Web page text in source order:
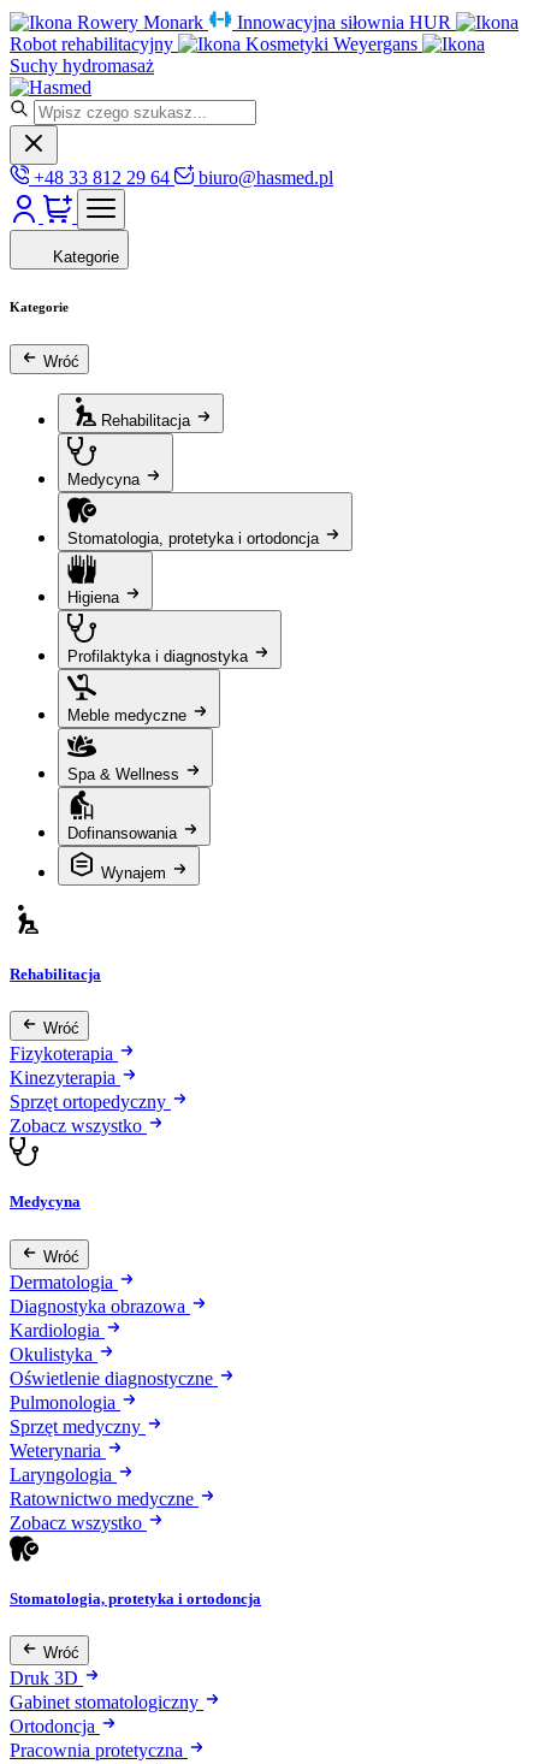
Rowery Monark
Innowacyjna siłownia HUR
Robot rehabilitacyjny
Kosmetyki Weyergans
Suchy hydromasaż
+48 33 812 29 64 biuro@hasmed.pl
Kategorie
Kategorie
Wróć
Rehabilitacja
Medycyna
Stomatologia, protetyka i ortodoncja
Higiena
Profilaktyka i diagnostyka
Meble medyczne
Spa & Wellness
Dofinansowania
Wynajem
Rehabilitacja
Wróć
Fizykoterapia
Kinezyterapia
Sprzęt ortopedyczny
Zobacz wszystko
Medycyna
Wróć
Dermatologia
Diagnostyka obrazowa
Kardiologia
Okulistyka
Oświetlenie diagnostyczne
Pulmonologia
Sprzęt medyczny
Weterynaria
Laryngologia
Ratownictwo medyczne
Zobacz wszystko
Stomatologia, protetyka i ortodoncja
Wróć
Druk 3D
Gabinet stomatologiczny
Ortodoncja
Pracownia protetyczna